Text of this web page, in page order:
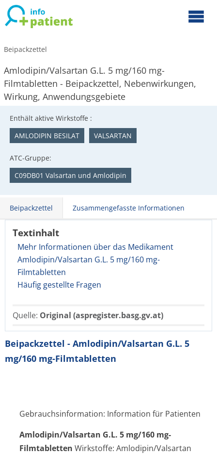
Beipackzettel
Amlodipin/Valsartan G.L. 5 mg/160 mg-
Filmtabletten - Beipackzettel, Nebenwirkungen,
Wirkung, Anwendungsgebiete
Enthält aktive Wirkstoffe :
AMLODIPIN BESILAT
VALSARTAN
ATC-Gruppe:
C09DB01 Valsartan und Amlodipin
Beipackzettel Zusammengefasste Informationen
Textinhalt
Mehr Informationen über das Medikament
Amlodipin/Valsartan G.L. 5 mg/160 mg-
Filmtabletten
Häufig gestellte Fragen
Quelle: Original (aspregister.basg.gv.at)
Beipackzettel - Amlodipin/Valsartan G.L. 5
mg/160 mg-Filmtabletten
Gebrauchsinformation: Information für Patienten
Amlodipin/Val­sartan G.L. 5 mg/160 mg-
Filmtabletten Wirkstoffe: Amlodipin/Valsartan